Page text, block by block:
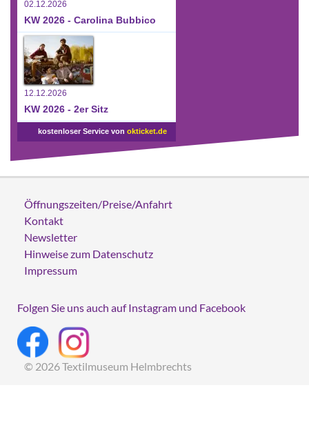
02.12.2026
KW 2026 - Carolina Bubbico
12.12.2026
KW 2026 - 2er Sitz
kostenloser Service von okticket.de
Öffnungszeiten/Preise/Anfahrt
Kontakt
Newsletter
Hinweise zum Datenschutz
Impressum
Folgen Sie uns auch auf Instagram und Facebook
© 2026 Textilmuseum Helmbrechts